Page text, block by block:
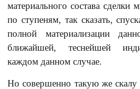
материального состава сделки
по ступеням, так сказать,
полной материализации
ближайшей, теснейшей
каждом данном случае.
Но совершенно такую же скалу